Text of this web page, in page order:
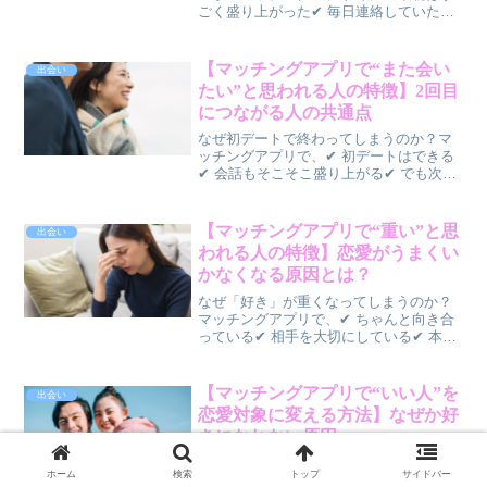
ごく盛り上がった✔ 毎日連絡していた✔
なる✔ 一気に冷めてしまうそんな経験は
ありませんか...
出会い
【マッチングアプリで“また会い
たい”と思われる人の特徴】2回目
につながる人の共通点
なぜ初デートで終わってしまうのか？マ
ッチングアプリで、✔ 初デートはできる
✔ 会話もそこそこ盛り上がる✔ でも次に
ること」ではありません本当に大切なの
は、👉 「また会い...
出会い
【マッチングアプリで“重い”と思
われる人の特徴】恋愛がうまくい
かなくなる原因とは？
なぜ「好き」が重くなってしまうのか？
マッチングアプリで、✔ ちゃんと向き合
っている✔ 相手を大切にしている✔ 本気
ェードアウトされるそんな経験はありま
せんか？実は...
出会い
【マッチングアプリで“いい人”を
恋愛対象に変える方法】なぜか好
きになれない原因
なぜ「いい人なのに好きになれない」の
か？マッチングアプリで、✔ 優しい✔ 条
ホーム 検索 トップ サイドバー